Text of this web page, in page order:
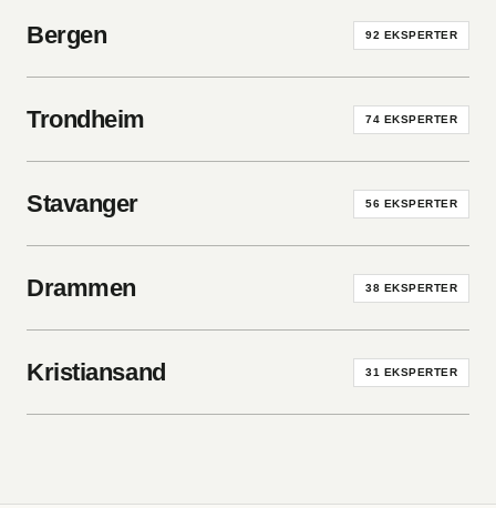
Bergen 92 EKSPERTER
Trondheim 74 EKSPERTER
Stavanger 56 EKSPERTER
Drammen 38 EKSPERTER
Kristiansand 31 EKSPERTER